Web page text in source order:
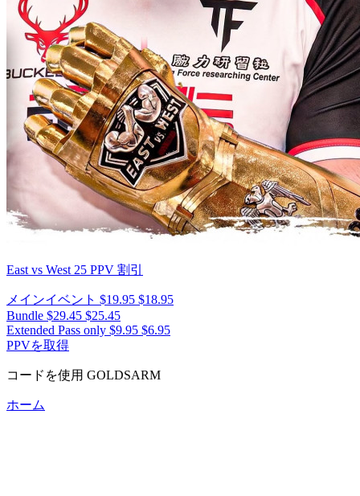
East vs West 25 PPV 割引
メインイベント $19.95 $18.95
Bundle $29.45 $25.45
Extended Pass only $9.95 $6.95
PPVを取得
コードを使用 GOLDSARM
ホーム